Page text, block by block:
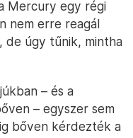
Mercury egy régi
nem erre reagál
de úgy tűnik, mintha
– és a
– egyszer sem
bőven kérdezték a